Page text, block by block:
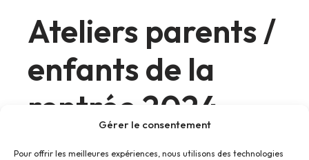
Gérer le consentement
Pour offrir les meilleures expériences, nous utilisons des technologies
Ateliers parents /
enfants de la
rentrée 2024